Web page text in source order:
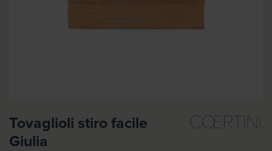
Tovaglioli stiro facile
Giulia